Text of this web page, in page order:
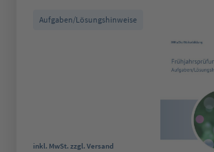
Aufgaben/Lösungshinweise
inkl. MwSt. zzgl. Versand